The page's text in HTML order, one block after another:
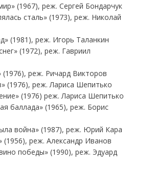
(1967), реж. Сергей Бондарчук
сталь» (1973), реж. Николай
(1981), реж. Игорь Таланкин
(1972), реж. Гавриил
(1976), реж. Ричард Викторов
(1976), реж. Лариса Шепитько
(1976) реж. Лариса Шепитько
баллада» (1965), реж. Борис
война» (1987), реж. Юрий Кара
(1956), реж. Александр Иванов
победы» (1990), реж. Эдуард